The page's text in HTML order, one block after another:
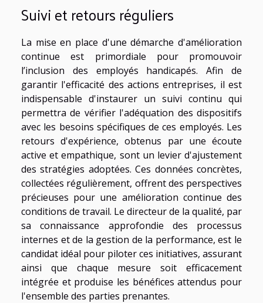
Suivi et retours réguliers
La mise en place d'une démarche d'amélioration
continue est primordiale pour promouvoir
l’inclusion des employés handicapés. Afin de
garantir l'efficacité des actions entreprises, il est
indispensable d'instaurer un suivi continu qui
permettra de vérifier l'adéquation des dispositifs
avec les besoins spécifiques de ces employés. Les
retours d'expérience, obtenus par une écoute
active et empathique, sont un levier d'ajustement
des stratégies adoptées. Ces données concrètes,
collectées régulièrement, offrent des perspectives
précieuses pour une amélioration continue des
conditions de travail. Le directeur de la qualité, par
sa connaissance approfondie des processus
internes et de la gestion de la performance, est le
candidat idéal pour piloter ces initiatives, assurant
ainsi que chaque mesure soit efficacement
intégrée et produise les bénéfices attendus pour
l'ensemble des parties prenantes.